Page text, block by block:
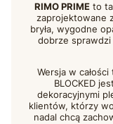
RIMO PRIME to
zaprojektowane
bryła, wygodne
dobrze
Wersja w
BLOCKED
dekoracyjnymi
klientów, którzy
nadal chcą